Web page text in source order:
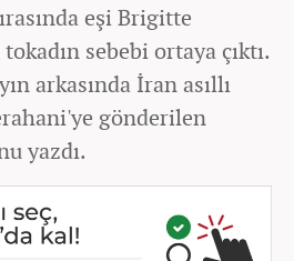
eşi Brigitte
sebebi ortaya çıktı.
arkasında İran asıllı
gönderilen
yazdı.